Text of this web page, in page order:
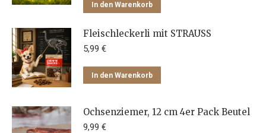
In den Warenkorb
Fleischleckerli mit STRAUSS
5,99 €
In den Warenkorb
Ochsenziemer, 12 cm 4er Pack Beutel
9,99 €